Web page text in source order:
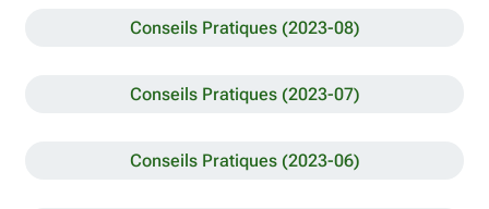
Conseils Pratiques (2023-08)
Conseils Pratiques (2023-07)
Conseils Pratiques (2023-06)